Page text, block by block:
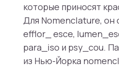
которые приносят
Для Nomenclature, он
efflor_ esce,
para_iso и psy_cou.
из Нью-Йорка